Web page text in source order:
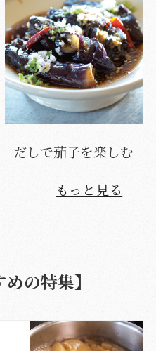
だしで茄子を楽しむ
もっと見る
めの特集】